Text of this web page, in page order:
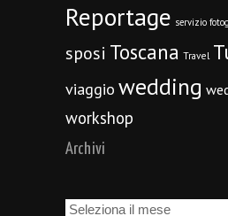
Reportage servizio
sposi Toscana Travel
viaggio wedding
workshop
Archivi
Archivi